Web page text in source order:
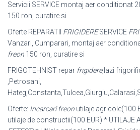
Servicii SERVICE montaj aer conditionat
150 ron, curatire si
Oferte REPARATII FRIGIDERESERVICE
Vanzari, Cumparari, montaj aer
freon 150 ron, curatire si
FRIGOTEHNIST repar frigidere,lazi
,Petrosani,
Oferte: Incarcari freon utilaje agricole(100
utilaje de constructii(100 EUR) * UTILAJE